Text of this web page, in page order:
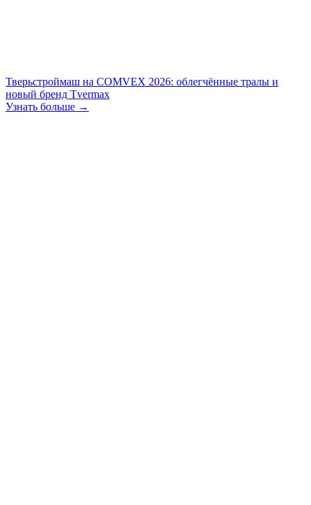
Тверьстроймаш на COMVEX 2026: облегчённые тралы и
новый бренд Tvermax
Узнать больше →